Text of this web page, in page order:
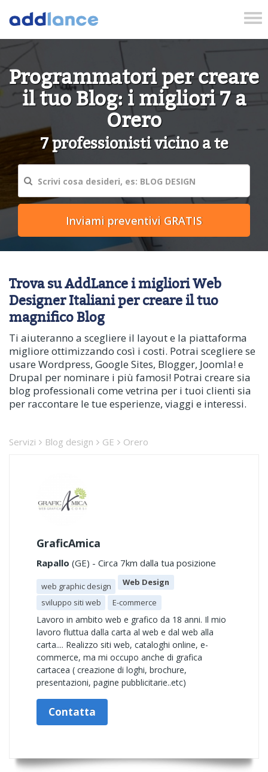
Programmatori per creare
il tuo Blog: i migliori 7 a
Orero
7 professionisti vicino a te
Trova su AddLance i migliori Web
Designer Italiani per creare il tuo
magnifico Blog
Ti aiuteranno a scegliere il layout e la piattaforma
migliore ottimizzando così i costi. Potrai scegliere se
usare Wordpress, Google Sites, Blogger, Joomla! e
Drupal per nominare i più famosi! Potrai creare sia
blog professionali come vetrina per i tuoi clienti sia
per raccontare le tue esperienze, viaggi e interessi.
Servizi Blog design GE Orero
GraficAmica
Rapallo (GE) - Circa 7km dalla tua posizione
web graphic design
Web Design
sviluppo siti web
E-commerce
Lavoro in ambito web e grafico da 18 anni. Il mio
lavoro fluttua dalla carta al web e dal web alla
carta.... Realizzo siti web, cataloghi online, e-
commerce, ma mi occupo anche di grafica
cartacea ( creazione di loghi, brochure,
presentazioni, pagine pubblicitarie..etc)
Contatta